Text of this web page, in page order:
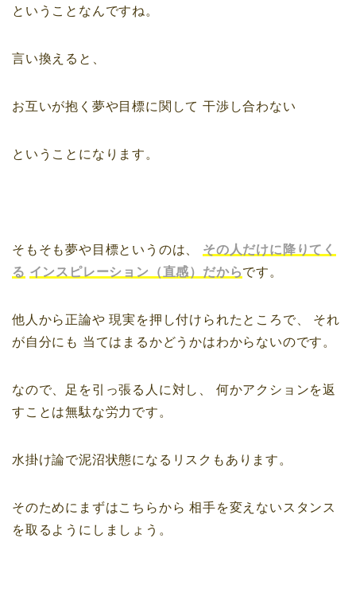
ということなんですね。
言い換えると、
お互いが抱く夢や目標に関して 干渉し合わない
ということになります。
そもそも夢や目標というのは、
その人だけに降りてく
る インスピレーション（直感）だからです。
他人から正論や 現実を押し付けられたところで、
それ
が自分にも 当てはまるかどうかはわからないのです。
なので、足を引っ張る人に対し、
何かアクションを返
すことは無駄な労力です。
水掛け論で泥沼状態になるリスクもあります。
そのためにまずはこちらから 相手を変えないスタンス
を取るようにしましょう。